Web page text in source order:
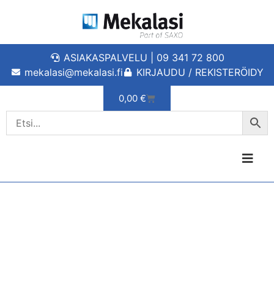
ASIAKASPALVELU | 09 341 72 800
mekalasi@mekalasi.fi
KIRJAUDU / REKISTERÖIDY
0,00 €